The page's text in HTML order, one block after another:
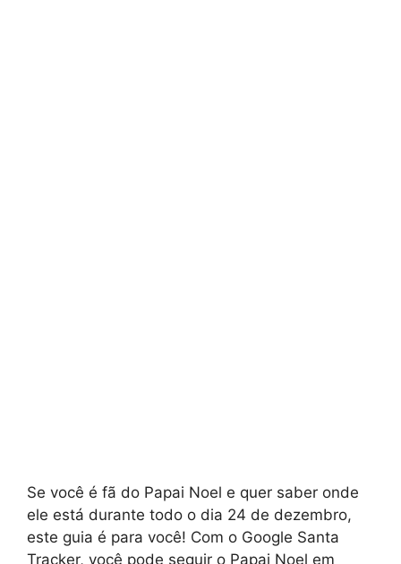
Se você é fã do Papai Noel e quer saber onde
ele está durante todo o dia 24 de dezembro,
este guia é para você! Com o Google Santa
Tracker, você pode seguir o Papai Noel em